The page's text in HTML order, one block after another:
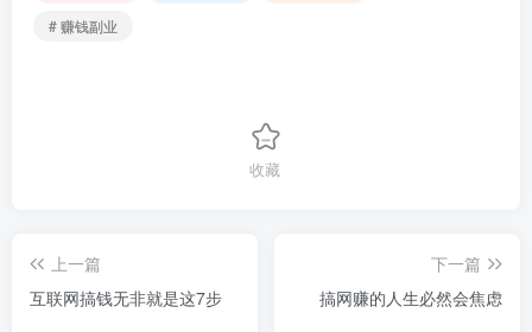
# 赚钱副业
收藏
上一篇
互联网搞钱无非就是这7步
下一篇
搞网赚的人生必然会焦虑